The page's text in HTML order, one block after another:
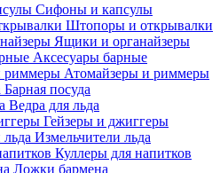
Сифоны и капсулы
Штопоры и открывалки
Ящики и органайзеры
Аксесуары барные
Атомайзеры и риммеры
Барная посуда
Ведра для льда
Гейзеры и джиггеры
Измельчители льда
Куллеры для напитков
Ложки бармена